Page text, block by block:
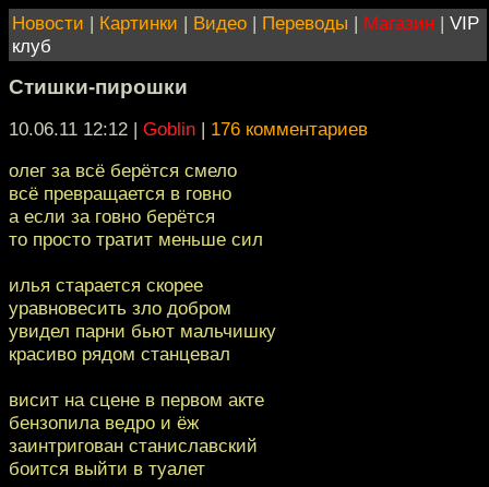
Новости | Картинки | Видео | Переводы | Магазин | VIP
клуб
Стишки-пирошки
10.06.11 12:12 | Goblin | 176 комментариев
олег за всё берётся смело
всё превращается в говно
а если за говно берётся
то просто тратит меньше сил
илья старается скорее
уравновесить зло добром
увидел парни бьют мальчишку
красиво рядом станцевал
висит на сцене в первом акте
бензопила ведро и ёж
заинтригован станиславский
боится выйти в туалет